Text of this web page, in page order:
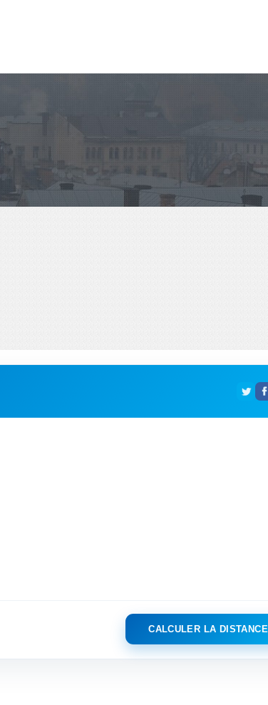
CALCULER LA DISTANCE